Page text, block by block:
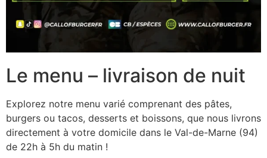
Le menu – livraison de nuit
Explorez notre menu varié comprenant des pâtes,
burgers ou tacos, desserts et boissons, que nous livrons
directement à votre domicile dans le Val-de-Marne (94)
de 22h à 5h du matin !